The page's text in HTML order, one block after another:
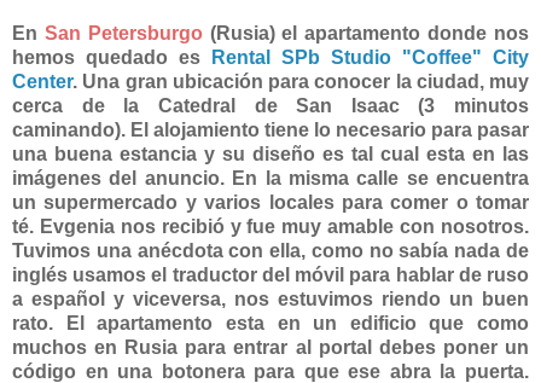
En San Petersburgo (Rusia) el apartamento donde nos
hemos quedado es
Rental SPb Studio "Coffee" City
Center. Una gran ubicación para conocer la ciudad, muy
cerca de la Catedral de San Isaac (3 minutos
caminando). El alojamiento tiene lo necesario para pasar
una buena estancia y su diseño es tal cual esta en las
imágenes del anuncio. En la misma calle se encuentra
un supermercado y varios locales para comer o tomar
té. Evgenia nos recibió y fue muy amable con nosotros.
Tuvimos una anécdota con ella, como no sabía nada de
inglés usamos el traductor del móvil para hablar de ruso
a español y viceversa, nos estuvimos riendo un buen
rato. El apartamento esta en un edificio que como
muchos en Rusia para entrar al portal debes poner un
código en una botonera para que ese abra la puerta.